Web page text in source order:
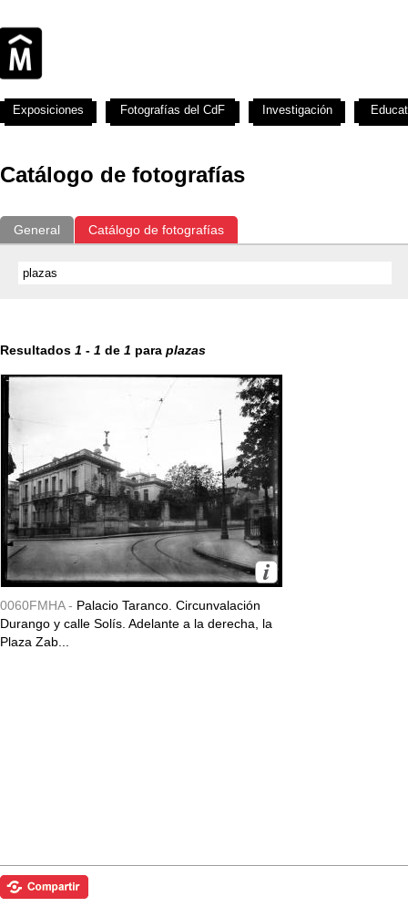
Catálogo de fotografías
General Catálogo de fotografías
Resultados 1 - 1 de 1 para plazas
0060FMHA - Palacio Taranco. Circunvalación
Durango y calle Solís. Adelante a la derecha, la
Plaza Zab...
Exposiciones Fotografías del CdF Investigación